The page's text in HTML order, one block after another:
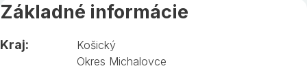
Základné informácie
Kraj:
Košický
Okres Michalovce